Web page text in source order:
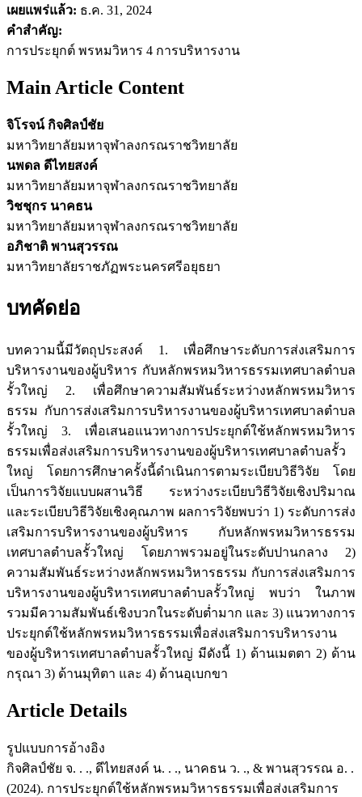
เผยแพร่แล้ว: ธ.ค. 31, 2024
คำสำคัญ:
การประยุกต์ พรหมวิหาร 4 การบริหารงาน
Main Article Content
จิโรจน์ กิจศิลป์ชัย
มหาวิทยาลัยมหาจุฬาลงกรณราชวิทยาลัย
นพดล ดีไทยสงค์
มหาวิทยาลัยมหาจุฬาลงกรณราชวิทยาลัย
วิชชุกร นาคธน
มหาวิทยาลัยมหาจุฬาลงกรณราชวิทยาลัย
อภิชาติ พานสุวรรณ
มหาวิทยาลัยราชภัฏพระนครศรีอยุธยา
บทคัดย่อ
บทความนี้มีวัตถุประสงค์ 1. เพื่อศึกษาระดับการส่งเสริมการ
บริหารงานของผู้บริหาร กับหลักพรหมวิหารธรรมเทศบาลตำบล
รั้วใหญ่ 2. เพื่อศึกษาความสัมพันธ์ระหว่างหลักพรหมวิหาร
ธรรม กับการส่งเสริมการบริหารงานของผู้บริหารเทศบาลตำบล
รั้วใหญ่ 3. เพื่อเสนอแนวทางการประยุกต์ใช้หลักพรหมวิหาร
ธรรมเพื่อส่งเสริมการบริหารงานของผู้บริหารเทศบาลตำบลรั้ว
ใหญ่ โดยการศึกษาครั้งนี้ดำเนินการตามระเบียบวิธีวิจัย โดย
เป็นการวิจัยแบบผสานวิธี ระหว่างระเบียบวิธีวิจัยเชิงปริมาณ
และระเบียบวิธีวิจัยเชิงคุณภาพ ผลการวิจัยพบว่า 1) ระดับการส่ง
เสริมการบริหารงานของผู้บริหาร กับหลักพรหมวิหารธรรม
เทศบาลตำบลรั้วใหญ่ โดยภาพรวมอยู่ในระดับปานกลาง 2)
ความสัมพันธ์ระหว่างหลักพรหมวิหารธรรม กับการส่งเสริมการ
บริหารงานของผู้บริหารเทศบาลตำบลรั้วใหญ่ พบว่า ในภาพ
รวมมีความสัมพันธ์เชิงบวกในระดับต่ำมาก และ 3) แนวทางการ
ประยุกต์ใช้หลักพรหมวิหารธรรมเพื่อส่งเสริมการบริหารงาน
ของผู้บริหารเทศบาลตำบลรั้วใหญ่ มีดังนี้ 1) ด้านเมตตา 2) ด้าน
กรุณา 3) ด้านมุทิตา และ 4) ด้านอุเบกขา
Article Details
รูปแบบการอ้างอิง
กิจศิลป์ชัย จ. . ., ดีไทยสงค์ น. . ., นาคธน ว. ., & พานสุวรรณ อ. .
(2024). การประยุกต์ใช้หลักพรหมวิหารธรรมเพื่อส่งเสริมการ